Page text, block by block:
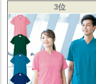
3位